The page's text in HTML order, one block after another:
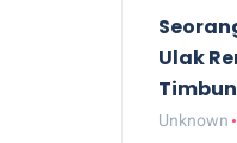
Ulak
Unknown